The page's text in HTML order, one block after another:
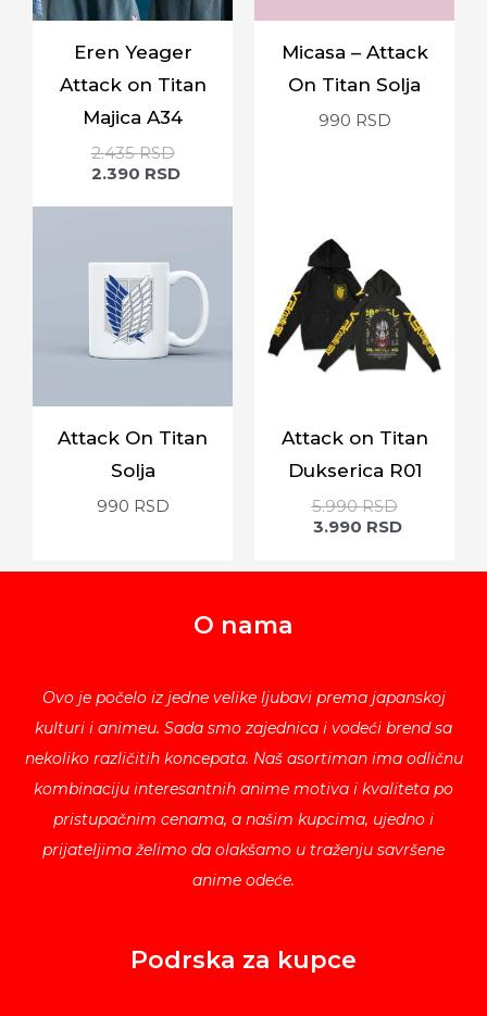
Eren Yeager
Attack on Titan
Majica A34
2.435RSD
2.390 RSD
Micasa – Attack
On Titan Solja
990 RSD
Attack On Titan
Solja
990 RSD
Attack on Titan
Dukserica R01
5.990RSD
3.990 RSD
O nama
Ovo je počelo iz jedne velike ljubavi prema japanskoj
kulturi i animeu. Sada smo zajednica i vodeći brend sa
nekoliko različitih koncepata. Naš asortiman ima odličnu
kombinaciju interesantnih anime motiva i kvaliteta po
pristupačnim cenama, a našim kupcima, ujedno i
prijateljima želimo da olakšamo u traženju savršene
anime odeće.
Podrska za kupce